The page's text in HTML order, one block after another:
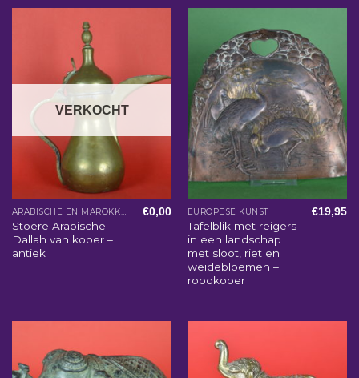
VERKOCHT
ARABISCHE EN MAROKKAANSE WOONACCESSOIRES
Stoere Arabische
Dallah van koper –
antiek
€0,00 EUROPESE KUNST
Tafelblik met reigers
in een landschap
met sloot, riet en
weidebloemen –
roodkoper
€19,95